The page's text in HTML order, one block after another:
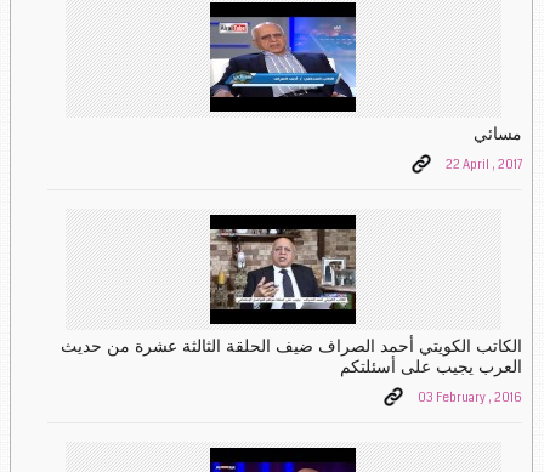
مسائي
22 April , 2017
الكاتب الكويتي أحمد الصراف ضيف الحلقة الثالثة عشرة من حديث
العرب يجيب على أسئلتكم
03 February , 2016